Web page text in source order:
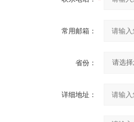
常用邮箱：
省份：
详细地址：